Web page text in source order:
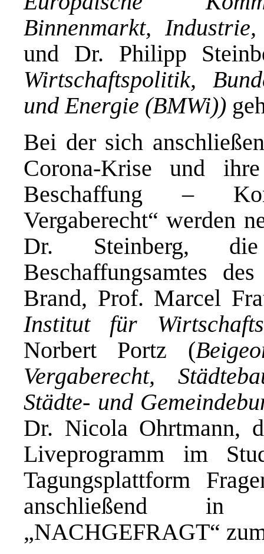
Binnenmarkt,
und Dr. Philipp
Wirtschaftspolitik,
und Energie (BMWi))
Bei der sich
Corona-Krise und
Beschaffung –
Vergaberecht“ werden
Dr. Steinberg,
Beschaffungsamtes
Brand, Prof. Marcel
Institut für
Norbert Portz (
Vergaberecht,
Städte- und
Dr. Nicola Ohrtmann,
Liveprogramm im
Tagungsplattform
anschließend in
„NACHGEFRAGT“